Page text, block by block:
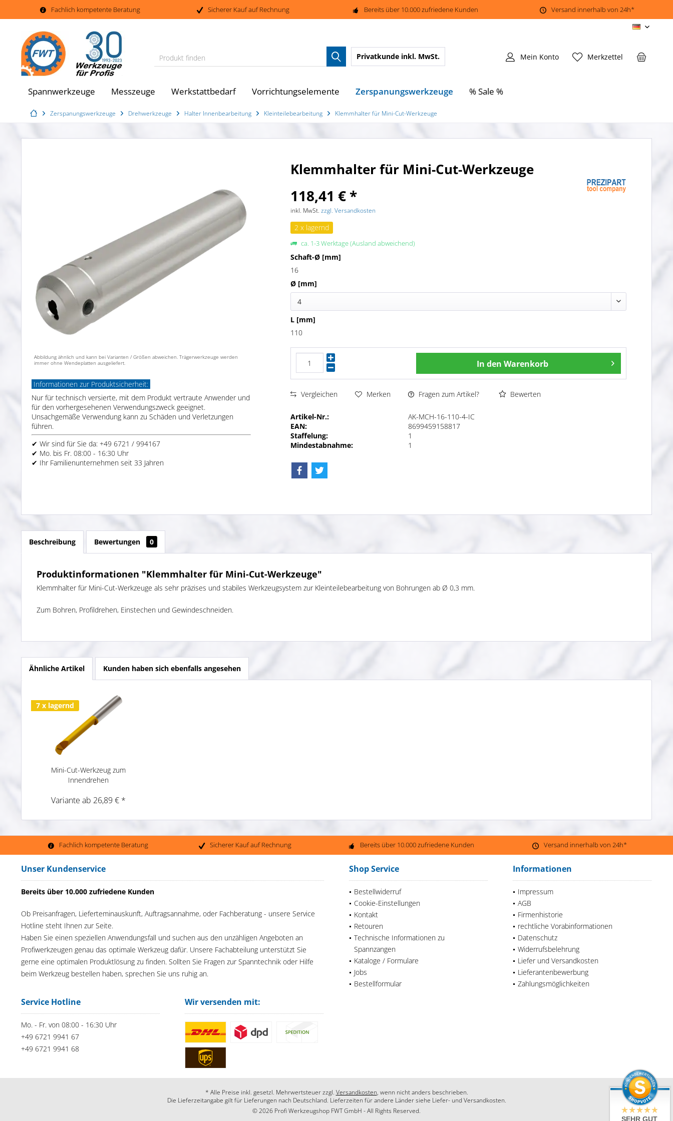
Fachlich kompetente Beratung Sicherer Kauf auf Rechnung Bereits über 10.000 zufriedene Kunden Versand innerhalb von 24h*
DE
Produkt finden Merkzettel
Mein Konto
Privatkunde inkl. MwSt.
Spannwerkzeuge Messzeuge Werkstattbedarf Vorrichtungselemente Zerspanungswerkzeuge % Sale %
Zerspanungswerkzeuge Drehwerkzeuge Halter Innenbearbeitung Kleinteilebearbeitung Klemmhalter für Mini-Cut-Werkzeuge
Abbildung ähnlich und kann bei Varianten / Größen abweichen. Trägerwerkzeuge werden
immer ohne Wendeplatten ausgeliefert.
Informationen zur Produktsicherheit:
Nur für technisch versierte, mit dem Produkt vertraute Anwender und
für den vorhergesehenen Verwendungszweck geeignet.
Unsachgemäße Verwendung kann zu Schäden und Verletzungen
führen.
✔ Wir sind für Sie da: +49 6721 / 994167
✔ Mo. bis Fr. 08:00 - 16:30 Uhr
✔ Ihr Familienunternehmen seit 33 Jahren
Klemmhalter für Mini-Cut-Werkzeuge
118,41 € *
inkl. MwSt.zzgl. Versandkosten
2 x lagernd
ca. 1-3 Werktage (Ausland abweichend)
Schaft-Ø [mm]
16
Ø [mm]
4
L [mm]
110
In den Warenkorb
Vergleichen Merken Fragen zum Artikel? Bewerten
Artikel-Nr.:
AK-MCH-16-110-4-IC
EAN:
8699459158817
Staffelung:
1
Mindestabnahme:
1
Beschreibung Bewertungen 0
Produktinformationen "Klemmhalter für Mini-Cut-Werkzeuge"
Klemmhalter für Mini-Cut-Werkzeuge als sehr präzises und stabiles Werkzeugsystem zur Kleinteilebearbeitung von Bohrungen ab Ø 0,3 mm.
Zum Bohren, Profildrehen, Einstechen und Gewindeschneiden.
Ähnliche Artikel Kunden haben sich ebenfalls angesehen
7 x lagernd
Mini-Cut-Werkzeug zum
Innendrehen
Variante ab 26,89 € *
Fachlich kompetente Beratung Sicherer Kauf auf Rechnung Bereits über 10.000 zufriedene Kunden Versand innerhalb von 24h*
Unser Kundenservice
Bereits über 10.000 zufriedene Kunden
Ob Preisanfragen, Lieferteminauskunft, Auftragsannahme, oder Fachberatung - unsere Service
Hotline steht Ihnen zur Seite.
Haben Sie einen speziellen Anwendungsfall und suchen aus den unzähligen Angeboten an
Profiwerkzeugen genau das optimale Werkzeug dafür. Unsere Fachabteilung unterstützt Sie
gerne eine optimalen Produktlösung zu finden. Sollten Sie Fragen zur Spanntechnik oder Hilfe
beim Werkzeug bestellen haben, sprechen Sie uns ruhig an.
Shop Service
Bestellwiderruf
Cookie-Einstellungen
Kontakt
Retouren
Technische Informationen zu
Spannzangen
Kataloge / Formulare
Jobs
Bestellformular
Informationen
Impressum
AGB
Firmenhistorie
rechtliche Vorabinformationen
Datenschutz
Widerrufsbelehrung
Liefer und Versandkosten
Lieferantenbewerbung
Zahlungsmöglichkeiten
Service Hotline
Mo. - Fr. von 08:00 - 16:30 Uhr
+49 6721 9941 67
+49 6721 9941 68
Wir versenden mit:
* Alle Preise inkl. gesetzl. Mehrwertsteuer zzgl. Versandkosten, wenn nicht anders beschrieben.
Die Lieferzeitangabe gilt für Lieferungen nach Deutschland. Lieferzeiten für andere Länder siehe Liefer- und Versandkosten.
© 2026 Profi Werkzeugshop FWT GmbH - All Rights Reserved.
SEHR GUT